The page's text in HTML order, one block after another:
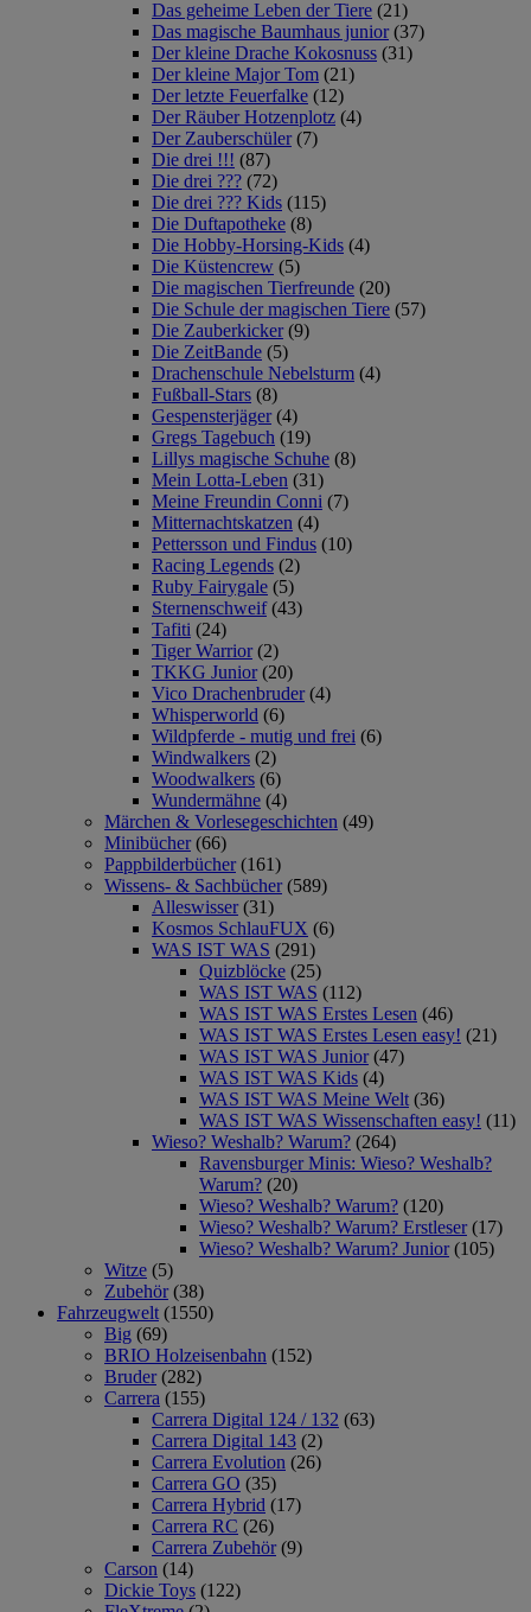
Das geheime Leben der Tiere (21)
Das magische Baumhaus junior (37)
Der kleine Drache Kokosnuss (31)
Der kleine Major Tom (21)
Der letzte Feuerfalke (12)
Der Räuber Hotzenplotz (4)
Der Zauberschüler (7)
Die drei !!! (87)
Die drei ??? (72)
Die drei ??? Kids (115)
Die Duftapotheke (8)
Die Hobby-Horsing-Kids (4)
Die Küstencrew (5)
Die magischen Tierfreunde (20)
Die Schule der magischen Tiere (57)
Die Zauberkicker (9)
Die ZeitBande (5)
Drachenschule Nebelsturm (4)
Fußball-Stars (8)
Gespensterjäger (4)
Gregs Tagebuch (19)
Lillys magische Schuhe (8)
Mein Lotta-Leben (31)
Meine Freundin Conni (7)
Mitternachtskatzen (4)
Pettersson und Findus (10)
Racing Legends (2)
Ruby Fairygale (5)
Sternenschweif (43)
Tafiti (24)
Tiger Warrior (2)
TKKG Junior (20)
Vico Drachenbruder (4)
Whisperworld (6)
Wildpferde - mutig und frei (6)
Windwalkers (2)
Woodwalkers (6)
Wundermähne (4)
Märchen & Vorlesegeschichten (49)
Minibücher (66)
Pappbilderbücher (161)
Wissens- & Sachbücher (589)
Alleswisser (31)
Kosmos SchlauFUX (6)
WAS IST WAS (291)
Quizblöcke (25)
WAS IST WAS (112)
WAS IST WAS Erstes Lesen (46)
WAS IST WAS Erstes Lesen easy! (21)
WAS IST WAS Junior (47)
WAS IST WAS Kids (4)
WAS IST WAS Meine Welt (36)
WAS IST WAS Wissenschaften easy! (11)
Wieso? Weshalb? Warum? (264)
Ravensburger Minis: Wieso? Weshalb?
Warum? (20)
Wieso? Weshalb? Warum? (120)
Wieso? Weshalb? Warum? Erstleser (17)
Wieso? Weshalb? Warum? Junior (105)
Witze (5)
Zubehör (38)
Fahrzeugwelt (1550)
Big (69)
BRIO Holzeisenbahn (152)
Bruder (282)
Carrera (155)
Carrera Digital 124 / 132 (63)
Carrera Digital 143 (2)
Carrera Evolution (26)
Carrera GO (35)
Carrera Hybrid (17)
Carrera RC (26)
Carrera Zubehör (9)
Carson (14)
Dickie Toys (122)